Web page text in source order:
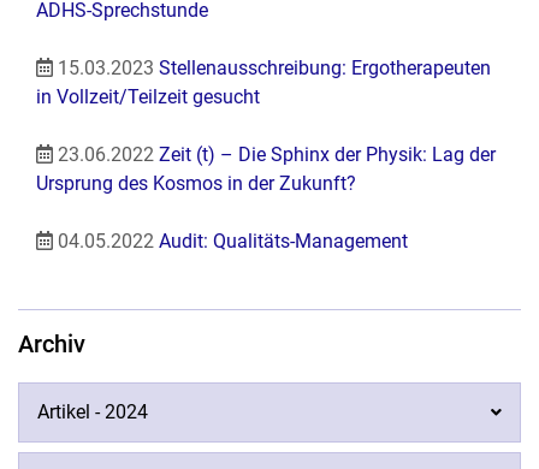
ADHS-Sprechstunde
15.03.2023 Stellenausschreibung: Ergotherapeuten
in Vollzeit/Teilzeit gesucht
23.06.2022 Zeit (t) – Die Sphinx der Physik: Lag der
Ursprung des Kosmos in der Zukunft?
04.05.2022 Audit: Qualitäts-Management
Archiv
Artikel - 2024